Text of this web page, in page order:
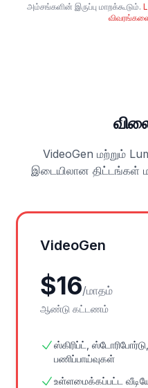
அம்சங்களின் இருப்பு மாறக்கூடும்.
VideoGen மற்றும்
இடையிலான திட்டங்கள்
VideoGen
$16/மாதம்
ஆண்டு கட்டணம்
ஸ்கிரிப்ட்,
பணிப்பாய்வுகள்
உள்ளமைக்கப்பட்ட